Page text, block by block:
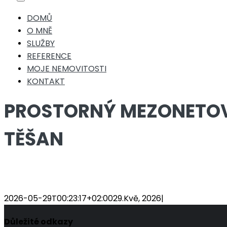
Toggle
Navigation
DOMŮ
O MNĚ
SLUŽBY
REFERENCE
MOJE NEMOVITOSTI
KONTAKT
PROSTORNÝ
TĚŠAN
2026-05-29T00:23:17+02:0029.Kvě, 2026|
Důležité odkazy